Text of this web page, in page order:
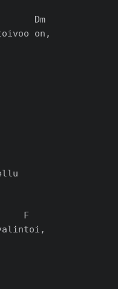
Dm
on,
F